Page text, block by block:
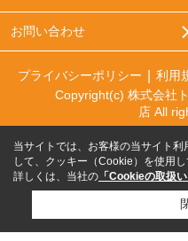
お問い合わせ
プライバシーポリシー 利用
Copyright(c) 株式会社
店 All
当サイトでは、お客様の当サイト
して、クッキー（Cookie）を使用し
詳しくは、当社の 「Cookieの取扱